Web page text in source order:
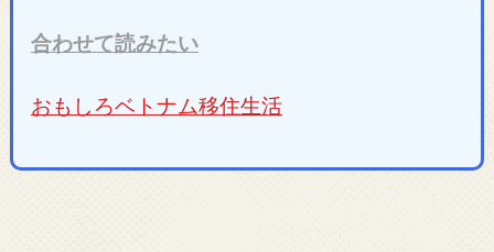
合わせて読みたい
おもしろベトナム移住生活